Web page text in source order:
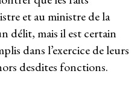
et au ministre de la
délit, mais il est certain
dans l’exercice de leurs
desdites fonctions.